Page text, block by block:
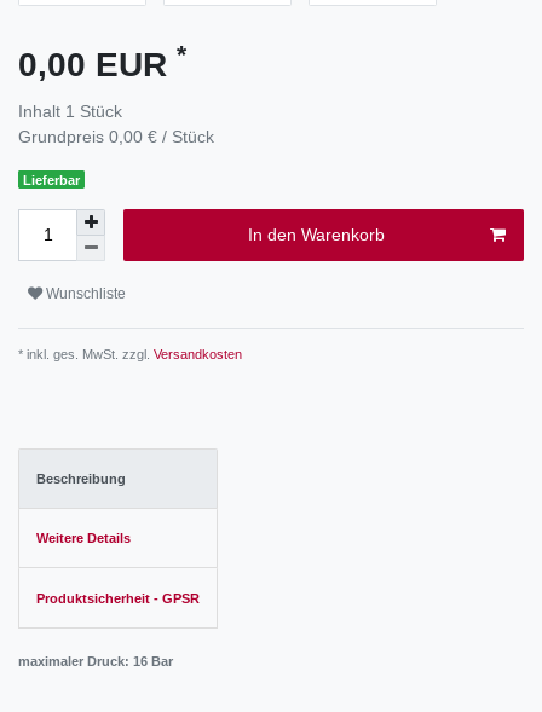
0,00 EUR *
Inhalt 1 Stück
Grundpreis 0,00 € / Stück
Lieferbar
In den Warenkorb
Wunschliste
* inkl. ges. MwSt. zzgl. Versandkosten
Beschreibung
Weitere Details
Produktsicherheit - GPSR
maximaler Druck: 16 Bar